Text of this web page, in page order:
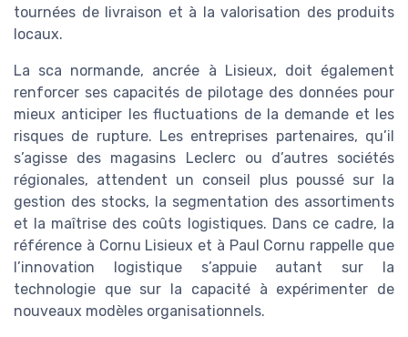
tournées de livraison et à la valorisation des produits
locaux.
La sca normande, ancrée à Lisieux, doit également
renforcer ses capacités de pilotage des données pour
mieux anticiper les fluctuations de la demande et les
risques de rupture. Les entreprises partenaires, qu’il
s’agisse des magasins Leclerc ou d’autres sociétés
régionales, attendent un conseil plus poussé sur la
gestion des stocks, la segmentation des assortiments
et la maîtrise des coûts logistiques. Dans ce cadre, la
référence à Cornu Lisieux et à Paul Cornu rappelle que
l’innovation logistique s’appuie autant sur la
technologie que sur la capacité à expérimenter de
nouveaux modèles organisationnels.